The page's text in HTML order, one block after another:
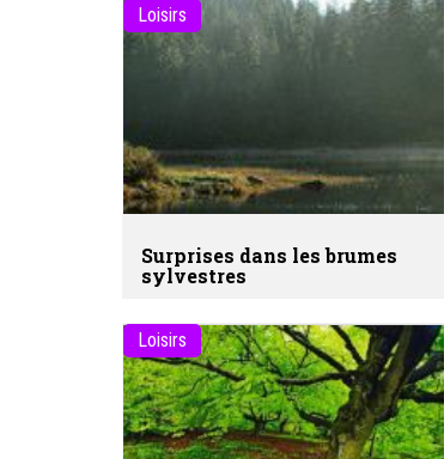
Loisirs
Surprises dans les brumes
sylvestres
Loisirs